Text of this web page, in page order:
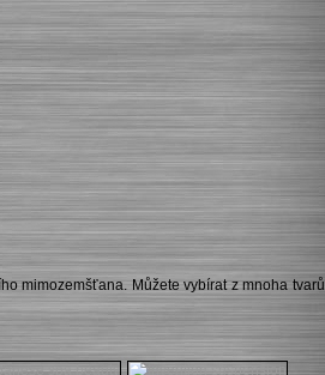
mimozemšťana. Můžete vybírat z mnoha tvarů